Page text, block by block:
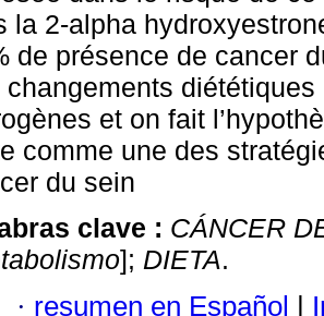
la 2-alpha
de présence de cancer
changements
et on fait
comme une des
du sein
clave : CÁNCER
]; DIETA.
· resumen en Español |